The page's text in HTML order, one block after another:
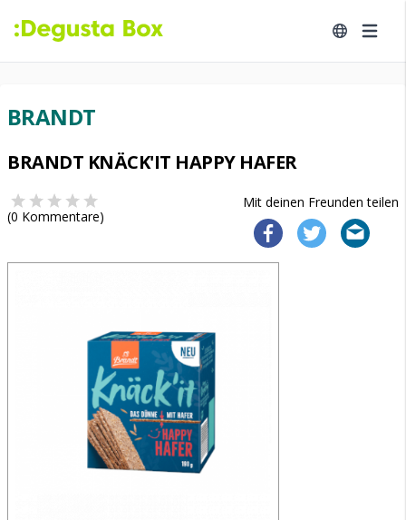
BRANDT
BRANDT KNÄCK'IT HAPPY HAFER
Mit deinen Freunden teilen
(0 Kommentare)